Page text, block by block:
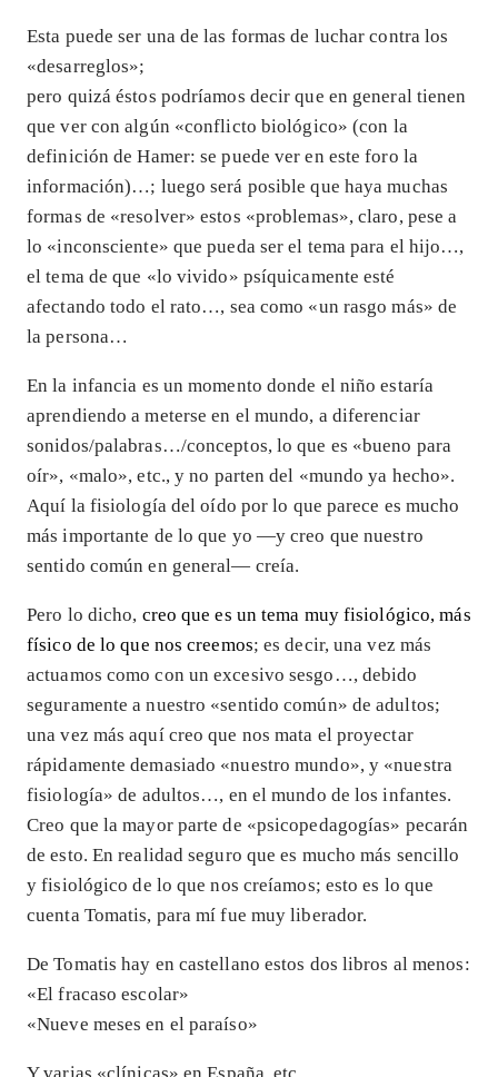
Esta puede ser una de las formas de luchar contra los
«desarreglos»;
pero quizá éstos podríamos decir que en general tienen
que ver con algún «conflicto biológico» (con la
definición de Hamer: se puede ver en este foro la
información)…; luego será posible que haya muchas
formas de «resolver» estos «problemas», claro, pese a
lo «inconsciente» que pueda ser el tema para el hijo…,
el tema de que «lo vivido» psíquicamente esté
afectando todo el rato…, sea como «un rasgo más» de
la persona…
En la infancia es un momento donde el niño estaría
aprendiendo a meterse en el mundo, a diferenciar
sonidos/palabras…/conceptos, lo que es «bueno para
oír», «malo», etc., y no parten del «mundo ya hecho».
Aquí la fisiología del oído por lo que parece es mucho
más importante de lo que yo —y creo que nuestro
sentido común en general— creía.
Pero lo dicho, creo que es un tema muy fisiológico, más
físico de lo que nos creemos; es decir, una vez más
actuamos como con un excesivo sesgo…, debido
seguramente a nuestro «sentido común» de adultos;
una vez más aquí creo que nos mata el proyectar
rápidamente demasiado «nuestro mundo», y «nuestra
fisiología» de adultos…, en el mundo de los infantes.
Creo que la mayor parte de «psicopedagogías» pecarán
de esto. En realidad seguro que es mucho más sencillo
y fisiológico de lo que nos creíamos; esto es lo que
cuenta Tomatis, para mí fue muy liberador.
De Tomatis hay en castellano estos dos libros al menos:
«El fracaso escolar»
«Nueve meses en el paraíso»